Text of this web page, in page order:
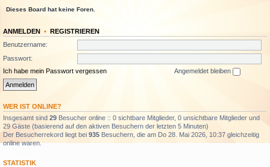
Dieses Board hat keine Foren.
ANMELDEN • REGISTRIEREN
Benutzername:
Passwort:
Ich habe mein Passwort vergessen
Angemeldet bleiben
WER IST ONLINE?
Insgesamt sind 29 Besucher online :: 0 sichtbare Mitglieder, 0 unsichtbare Mitglieder und
29 Gäste (basierend auf den aktiven Besuchern der letzten 5 Minuten)
Der Besucherrekord liegt bei 935 Besuchern, die am Do 28. Mai 2026, 10:37 gleichzeitig
online waren.
STATISTIK